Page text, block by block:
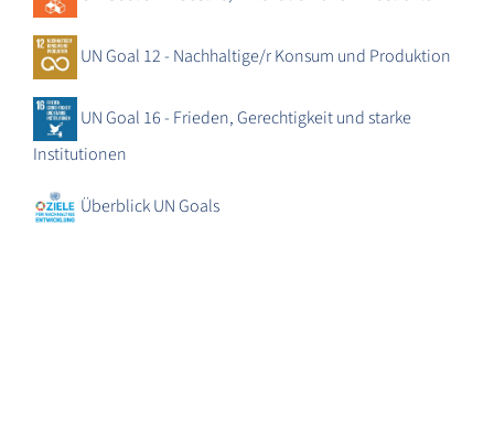
UN Goal 12 - Nachhaltige/r Konsum und Produktion
UN Goal 16 - Frieden, Gerechtigkeit und starke
Institutionen
Überblick UN Goals